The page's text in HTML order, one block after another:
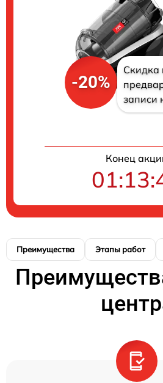
-20%
Скидка
записи
Конец
Преимущества Этапы работ